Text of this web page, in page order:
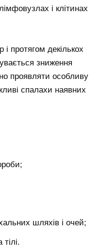
і клітинах
протягом декількох
зниження
проявляти особливу
спалахи наявних
шляхів і очей;